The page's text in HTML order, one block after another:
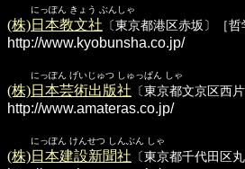
にっぽん きょう ぶんしゃ
(株)日本教文社 〔東京都港区赤坂〕［哲
http://www.kyobunsha.co.jp/
にっぽん げいじゅつ しゅっぱん しゃ
(株)日本芸術出版社 〔東京都文京区西
http://www.amateras.co.jp/
にっぽん けんせつ しんぶん しゃ
(株)日本建設新聞社 〔東京都千代田区